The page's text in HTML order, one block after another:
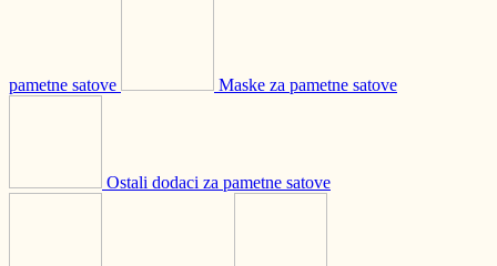
pametne satove Maske za pametne satove
Ostali dodaci za pametne satove